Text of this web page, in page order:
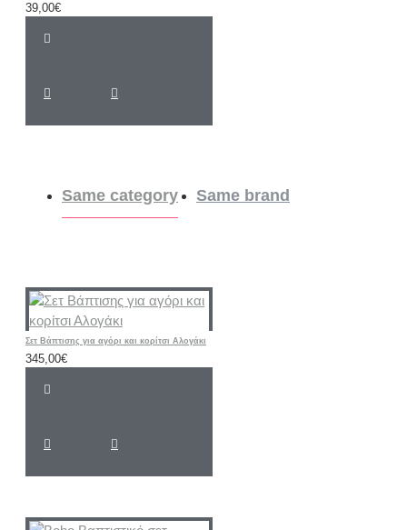
39,00€
Same category Same brand
Σετ Βάπτισης για αγόρι και κορίτσι Αλογάκι
345,00€